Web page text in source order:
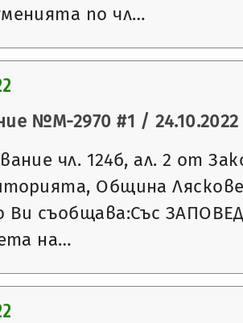
по чл…
№М-2970 #1 / 24.10.2022
чл. 124б, ал. 2 от
Община
Ви съобщава:Със
на…